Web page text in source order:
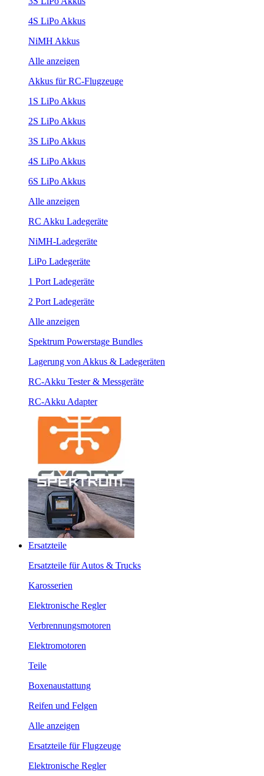
4S LiPo Akkus
NiMH Akkus
Alle anzeigen
Akkus für RC-Flugzeuge
1S LiPo Akkus
2S LiPo Akkus
3S LiPo Akkus
4S LiPo Akkus
6S LiPo Akkus
Alle anzeigen
RC Akku Ladegeräte
NiMH-Ladegeräte
LiPo Ladegeräte
1 Port Ladegeräte
2 Port Ladegeräte
Alle anzeigen
Spektrum Powerstage Bundles
Lagerung von Akkus & Ladegeräten
RC-Akku Tester & Messgeräte
RC-Akku Adapter
Ersatzteile
Ersatzteile für Autos & Trucks
Karosserien
Elektronische Regler
Verbrennungsmotoren
Elektromotoren
Teile
Boxenaustattung
Reifen und Felgen
Alle anzeigen
Ersatzteile für Flugzeuge
Elektronische Regler